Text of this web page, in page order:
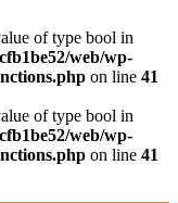
of type bool in
web/wp-
on line 41
of type bool in
web/wp-
on line 41